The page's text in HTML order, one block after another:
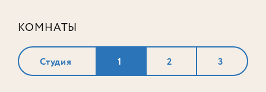
КОМНАТЫ
Студия 1 2 3